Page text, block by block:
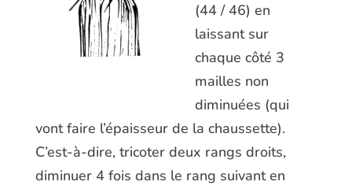
(44 / 46) en
laissant sur
chaque côté 3
mailles non
diminuées (qui
vont faire l’épaisseur de la chaussette).
C’est-à-dire, tricoter deux rangs droits,
diminuer 4 fois dans le rang suivant en